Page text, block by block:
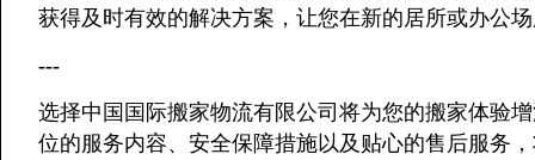
获得及时有效的解决方案，让您在新的居所或办公
---
选择中国国际搬家物流有限公司将为您的搬家体验
位的服务内容、安全保障措施以及贴心的售后服务